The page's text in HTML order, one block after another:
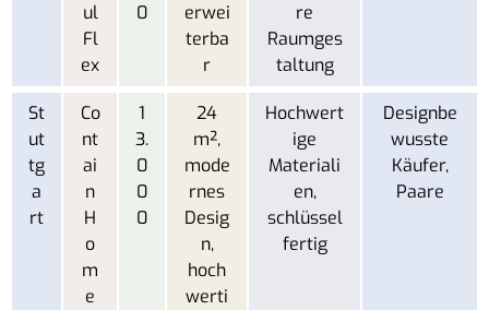
ul
Fl
ex
0
erwei
terba
r
re
Raumges
taltung
St
ut
tg
a
rt
Co
nt
ai
n
H
o
m
e
1
3.
0
0
0
24
m²,
mode
rnes
Desig
n,
hoch
werti
Hochwert
ige
Materiali
en,
schlüssel
fertig
Designbe
wusste
Käufer,
Paare